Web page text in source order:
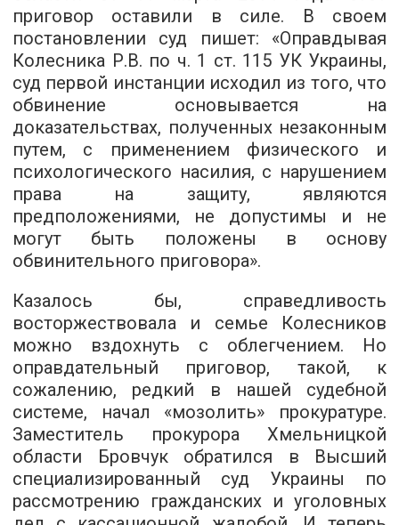
приговор оставили в силе. В своем
постановлении суд пишет: «Оправдывая
Колесника Р.В. по ч. 1 ст. 115 УК Украины,
суд первой инстанции исходил из того, что
обвинение основывается на
доказательствах, полученных незаконным
путем, с применением физического и
психологического насилия, с нарушением
права на защиту, являются
предположениями, не допустимы и не
могут быть положены в основу
обвинительного приговора».
Казалось бы, справедливость
восторжествовала и семье Колесников
можно вздохнуть с облегчением. Но
оправдательный приговор, такой, к
сожалению, редкий в нашей судебной
системе, начал «мозолить» прокуратуре.
Заместитель прокурора Хмельницкой
области Бровчук обратился в Высший
специализированный суд Украины по
рассмотрению гражданских и уголовных